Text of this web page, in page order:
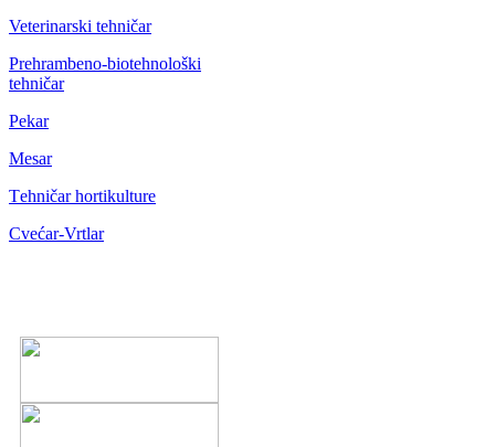
Veterinarski tehničar
Prehrambeno-biotehnološki
tehničar
Pekar
Mesar
Тehničar hortikulture
Cvećar-Vrtlar